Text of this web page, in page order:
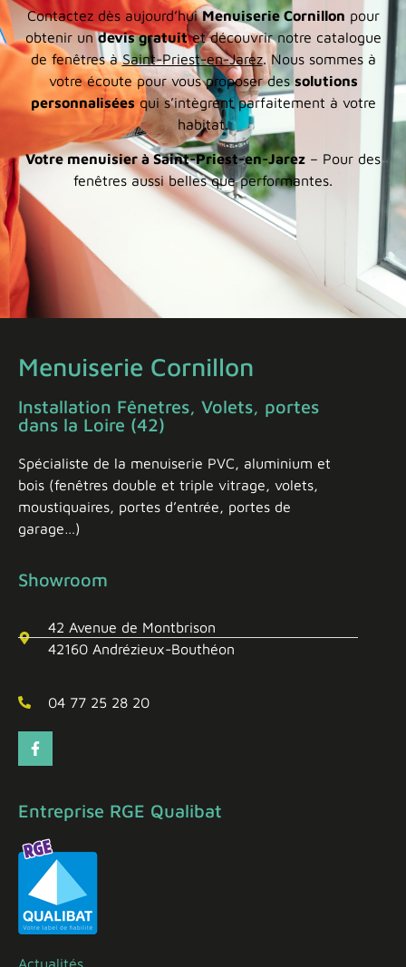
Contactez dès aujourd’huiMenuiserie Cornillon pour
obtenir undevis gratuitet découvrir notre catalogue
de fenêtres àSaint-Priest-en-Jarez. Nous sommes à
votre écoute pour vous proposer des solutions
personnaliséesqui s’intègrent parfaitement à votre
habitat.
Votre menuisier à Saint-Priest-en-Jarez – Pour des
fenêtres aussi belles que performantes.
Menuiserie Cornillon
Installation Fênetres, Volets, portes
dans la Loire (42)
Spécialiste de la menuiserie PVC, aluminium et
bois (fenêtres double et triple vitrage, volets,
moustiquaires, portes d’entrée, portes de
garage…)
Showroom
42 Avenue de Montbrison
42160 Andrézieux-Bouthéon
04 77 25 28 20
Entreprise RGE Qualibat
Actualités